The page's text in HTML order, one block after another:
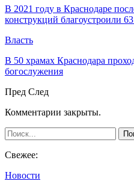
В 2021 году в Краснодаре
конструкций благоустроили
Власть
В 50 храмах Краснодара
богослужения
Пред След
Комментарии закрыты.
Свежее:
Новости